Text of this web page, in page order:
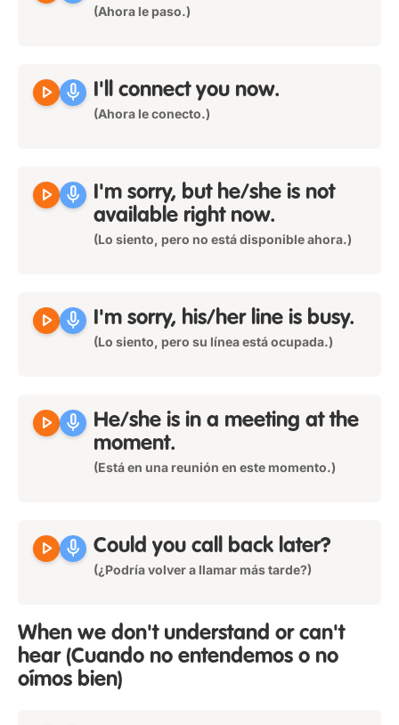
(Ahora le paso.)
play_arrow mic I'll connect you now.
(Ahora le conecto.)
play_arrow mic I'm sorry, but he/she is not
available right now.
(Lo siento, pero no está disponible ahora.)
play_arrow mic I'm sorry, his/her line is busy.
(Lo siento, pero su línea está ocupada.)
play_arrow mic He/she is in a meeting at the
moment.
(Está en una reunión en este momento.)
play_arrow mic Could you call back later?
(¿Podría volver a llamar más tarde?)
When we don't understand or can't
hear (Cuando no entendemos o no
oímos bien)